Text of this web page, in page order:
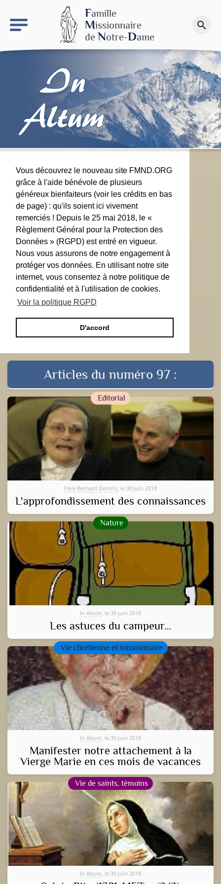
Famille
Missionnaire
de Notre-Dame
search
Faire un don
In
Altum
Vous découvrez le nouveau site FMND.ORG
grâce à l'aide bénévole de plusieurs
généreux bienfaiteurs (voir les crédits en bas
de page) : qu'ils soient ici vivement
remerciés ! Depuis le 25 mai 2018, le «
Règlement Général pour la Protection des
Données » (RGPD) est entré en vigueur.
Nous vous assurons de notre engagement à
protéger vos données. En utilisant notre site
internet, vous consentez à notre politique de
confidentialité et à l'utilisation de cookies.
Voir la politique RGPD
D'accord
Articles du numéro 97 :
Editorial
Père Bernard Domini, le 30 juin 2018
L'approfondissement des connaissances
Nature
In Altum, le 30 juin 2018
Les astuces du campeur…
Vie chrétienne et missionnaire
In Altum, le 30 juin 2018
Manifester notre attachement à la
Vierge Marie en ces mois de vacances
Vie de saints, témoins
In Altum, le 30 juin 2018